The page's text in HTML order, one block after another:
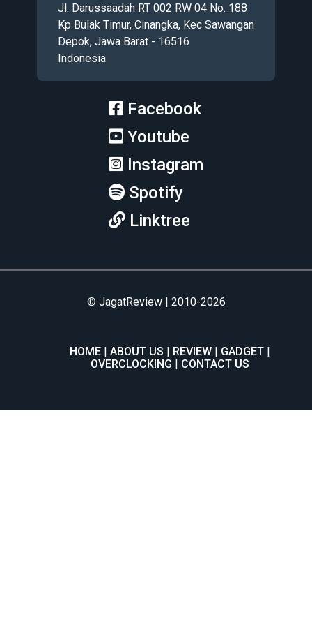
Jl. Darussaadah RT 002 RW 04 No. 188
Kp Bulak Timur, Cinangka, Kec Sawangan
Depok, Jawa Barat - 16516
Indonesia
Facebook
Youtube
Instagram
Spotify
Linktree
© JagatReview | 2010-2026
HOME ABOUT US REVIEW
GADGET
OVERCLOCKING
CONTACT US